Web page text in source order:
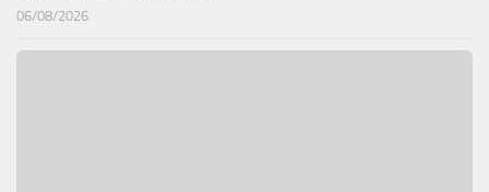
06/08/2026